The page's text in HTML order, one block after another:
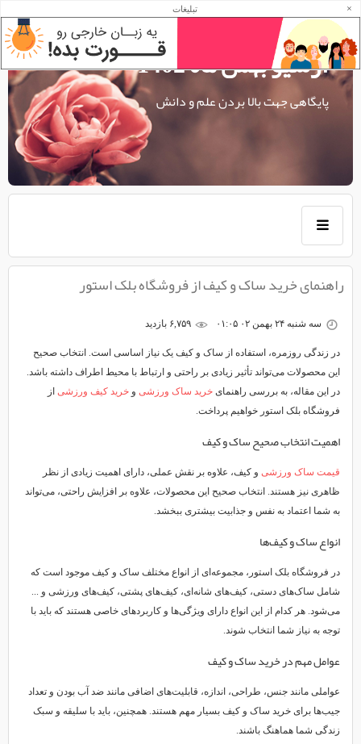
آرشیو بهمن ماه 1402
پایگاهی جهت بالا بردن علم و دانش
راهنمای خرید ساک و کیف از فروشگاه بلک استور
سه شنبه ۲۴ بهمن ۰۲ ۰۱:۰۵
در زندگی روزمره، استفاده از ساک و کیف یک نیاز اساسی است. انتخاب صحیح
این محصولات می‌تواند تأثیر زیادی بر راحتی و ارتباط با محیط اطراف داشته باشد.
در این مقاله، به بررسی راهنمای خرید ساک ورزشی و خرید کیف ورزشی از
فروشگاه بلک استور خواهیم پرداخت.
اهمیت انتخاب صحیح ساک و کیف
قیمت ساک ورزشی و کیف، علاوه بر نقش عملی، دارای اهمیت زیادی از نظر
ظاهری نیز هستند. انتخاب صحیح این محصولات، علاوه بر افزایش راحتی، می‌تواند
به شما اعتماد به نفس و جذابیت بیشتری ببخشد.
انواع ساک و کیف‌ها
در فروشگاه بلک استور، مجموعه‌ای از انواع مختلف ساک و کیف موجود است که
شامل ساک‌های دستی، کیف‌های شانه‌ای، کیف‌های پشتی، کیف‌های ورزشی و ...
می‌شود. هر کدام از این انواع دارای ویژگی‌ها و کاربردهای خاصی هستند که باید با
توجه به نیاز شما انتخاب شوند.
عوامل مهم در خرید ساک و کیف
عواملی مانند جنس، طراحی، اندازه، قابلیت‌های اضافی مانند ضد آب بودن و تعداد
جیب‌ها برای خرید ساک و کیف بسیار مهم هستند. همچنین، باید با سلیقه و سبک
زندگی شما هماهنگ باشند.
تبلیغات ×